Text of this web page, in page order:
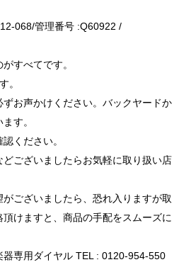
068/管理番号 :Q60922 /
すべてです。
。
お声かけください。バックヤードか
す。
ください。
ございましたらお気軽に取り扱い店
ございましたら、恐れ入りますが取
けますと、商品の手配をスムーズに
専用ダイヤル TEL : 0120-954-550